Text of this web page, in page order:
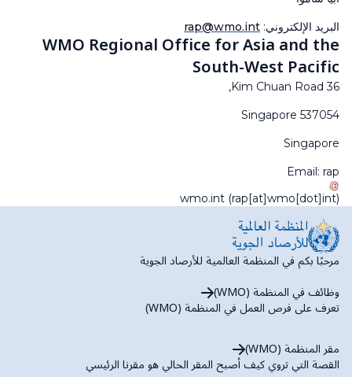
البريد الإلكتروني: rap@wmo.int
WMO Regional Office for Asia and the
South-West Pacific
36 Kim Chuan Road,
Singapore 537054
Singapore
Email: rap
wmo.int (rap[at]wmo[dot]int)
مرحبًا بكم في المنظمة العالمية للأرصاد الجوية
وظائف في المنظمة (WMO)
تعرف على فرص العمل في المنظمة (WMO)
مقر المنظمة (WMO)
القصة التي تروي كيف أصبح المقر الحالي هو مقرنا الرئيسي